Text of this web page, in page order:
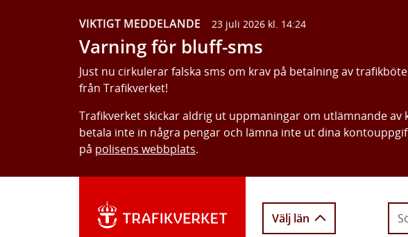
VIKTIGT MEDDELANDE 23 juli 2026 kl. 14:24
Varning för bluff-sms
Just nu cirkulerar falska sms om krav på betalning av
från Trafikverket!
Trafikverket skickar aldrig ut uppmaningar om utlämnande
betala inte in några pengar och lämna inte ut dina
på polisens webbplats.
Välj län